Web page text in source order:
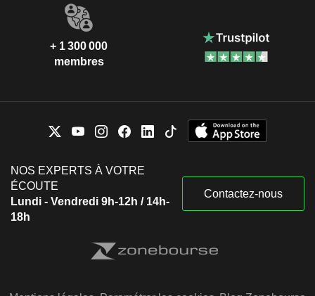
+ 1 300 000
membres
NOS EXPERTS À VOTRE
ÉCOUTE
Lundi - Vendredi 9h-12h / 14h-
18h
Contactez-nous